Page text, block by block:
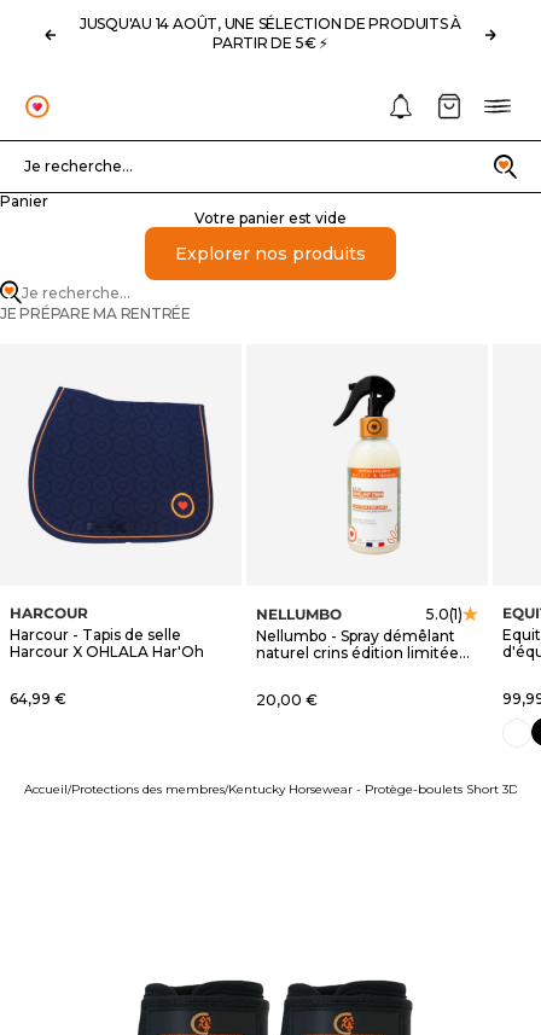
Précédent
JUSQU'AU 14 AOÛT, UNE SÉLECTION DE PRODUITS À
PARTIR DE 5€ ⚡️
OHLALA
Recherche
Je recherche...
Notifications
Panier
Panier
Votre panier est vide
Explorer nos produits
Je recherche...
JE PRÉPARE MA RENTRÉE
HARCOUR
Harcour - Tapis de selle
Harcour X OHLALA Har'Oh
Prix de vente
64,99 €
NELLUMBO 5.0(1)
Nellumbo - Spray démêlant
naturel crins édition limitée
Prix de vente
20,00 €
Prix
blanc
Accueil Protections des membres Kentucky Horsewear - Protège-boulets Short 3D